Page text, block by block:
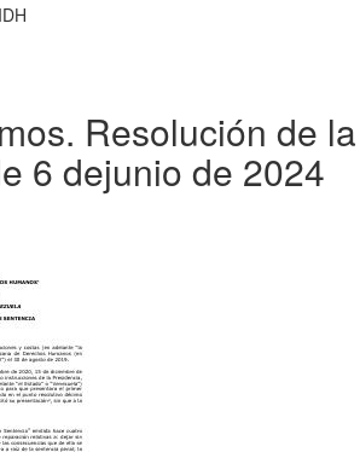
Resolución de la
6 dejunio de 2024